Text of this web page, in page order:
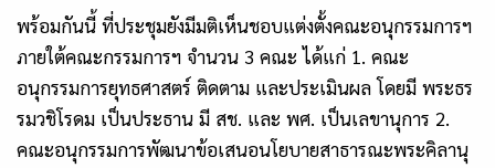
พร้อมกันนี้ ที่ประชุมยังมีมติเห็นชอบแต่งตั้งคณะอนุกรรมการฯ
ภายใต้คณะกรรมการฯ จำนวน 3 คณะ ได้แก่ 1. คณะ
อนุกรรมการยุทธศาสตร์ ติดตาม และประเมินผล โดยมี พระธร
รมวชิโรดม เป็นประธาน มี สช. และ พศ. เป็นเลขานุการ 2.
คณะอนุกรรมการพัฒนาข้อเสนอนโยบายสาธารณะพระคิลานุ